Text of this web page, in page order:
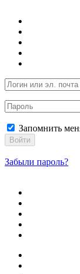
Запомнить
Войти
Забыли пароль?